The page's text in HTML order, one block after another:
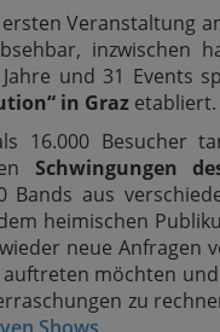
Veranstaltung
inzwischen
und 31 Events
in Graz etabliert.
16.000 Besucher
Schwingungen
Bands aus
heimischen
neue Anfragen
auftreten möchten
zu